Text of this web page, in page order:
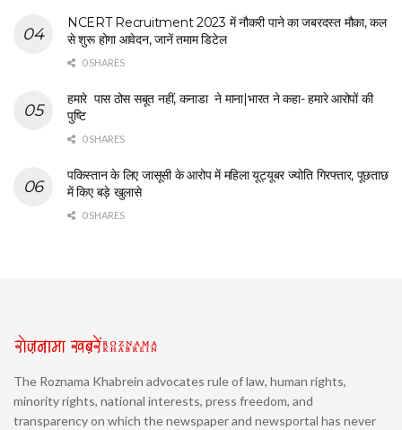
NCERT Recruitment 2023 में नौकरी पाने का जबरदस्त मौका, कल
से शुरू होगा आवेदन, जानें तमाम डिटेल
0 SHARES
हमारे पास ठोस सबूत नहीं, कनाडा ने माना|भारत ने कहा- हमारे आरोपों की
पुष्टि
0 SHARES
पकिस्तान के लिए जासूसी के आरोप में महिला यूट्यूबर ज्योति गिरफ्तार, पूछताछ
में किए बड़े खुलासे
0 SHARES
The Roznama Khabrein advocates rule of law, human rights,
minority rights, national interests, press freedom, and
transparency on which the newspaper and newsportal has never